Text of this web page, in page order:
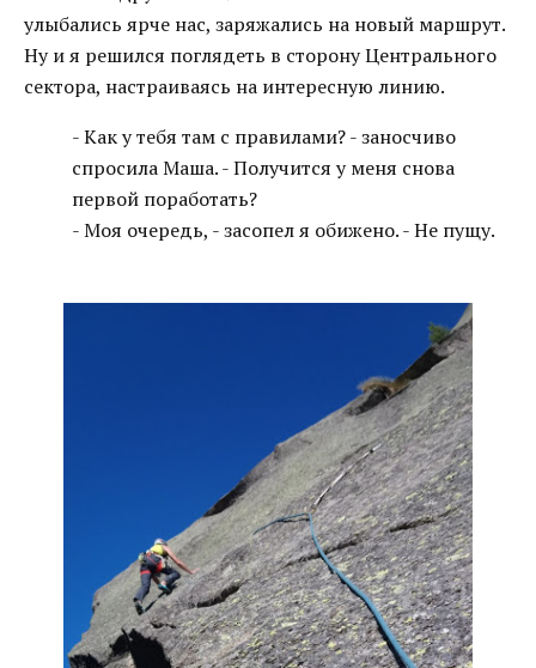
улыбались ярче нас, заряжались на новый маршрут.
Ну и я решился поглядеть в сторону Центрального
сектора, настраиваясь на интересную линию.
- Как у тебя там с правилами? - заносчиво
спросила Маша. - Получится у меня снова
первой поработать?
- Моя очередь, - засопел я обижено. - Не пущу.